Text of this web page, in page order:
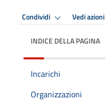
Condividi Vedi azioni
INDICE DELLA PAGINA
Incarichi
Organizzazioni